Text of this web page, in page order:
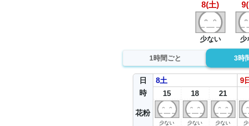
8(土)
少ない 少
1時間ごと 3時
日
時
花粉
8土
15
少ない
18
少ない
21
少ない
9